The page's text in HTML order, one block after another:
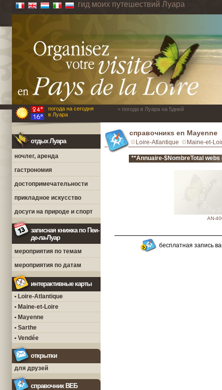
гид моих путешествий Луара
погода на сегодня
в Луара
> погода в Луара на 5дней
отдых Луара
ночлег, аренда
гастрономия
достопримечательности
прикладное искусство
досуги на природе и спорт
записная книжка по Пеи-
де-ла-Луар
мероприятия по темам
мероприятия по датам
интерактивные карты
• Loire-Atlantique
• Maine-et-Loire
• Mayenne
• Sarthe
• Vendée
открытки
для друзей
справочник ВЕБ
справочникs en Mayenne
Loire-Atlantique Maine-et-
**Annuaire-$NombreTotal
AN-
бесплатная запись